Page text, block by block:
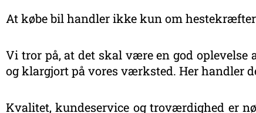
At købe bil handler ikke kun om
Vi tror på, at det skal være en god oplevelse
og klargjort på vores værksted. Her handler
Kvalitet, kundeservice og troværdighed er